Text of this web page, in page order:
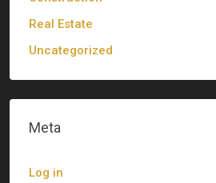
Real Estate
Uncategorized
Meta
Log in